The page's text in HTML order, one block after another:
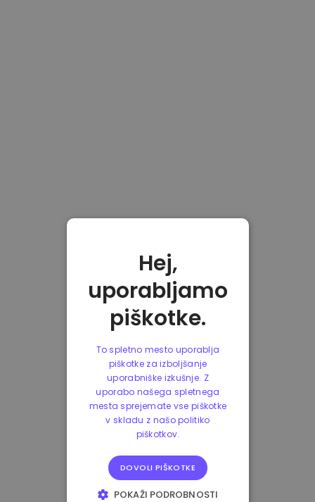
Hej,
uporabljamo
piškotke.
To spletno mesto uporablja
piškotke za izboljšanje
uporabniške izkušnje. Z
uporabo našega spletnega
mesta sprejemate vse piškotke
v skladu z našo politiko
piškotkov.
DOVOLI PIŠKOTKE
POKAŽI PODROBNOSTI